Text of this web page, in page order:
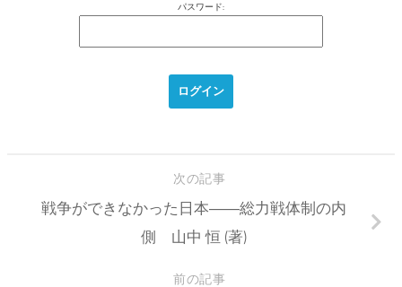
パスワード:
次の記事
戦争ができなかった日本――総力戦体制の内
側 山中 恒 (著)
前の記事